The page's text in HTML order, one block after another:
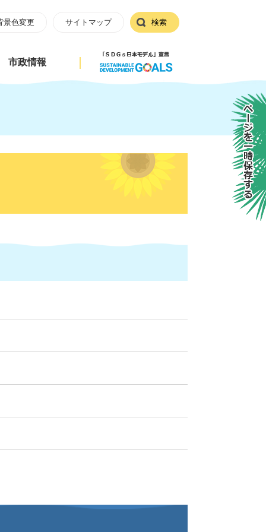
景色変更 サイトマップ 検索
市政情報
ページを一時保存する